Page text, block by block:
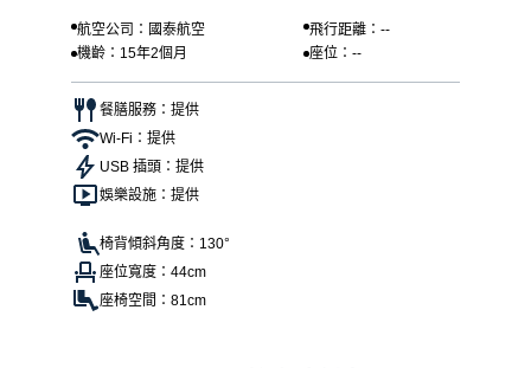
航空公司：國泰航空
飛行距離：--
機齡：15年2個月
座位：--
餐膳服務：提供
Wi-Fi：提供
USB 插頭：提供
娛樂設施：提供
椅背傾斜角度：130°
座位寬度：44cm
座椅空間：81cm